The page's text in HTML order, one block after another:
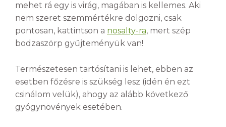
mehet rá egy is virág, magában is kellemes. Aki
nem szeret szemmértékre dolgozni, csak
pontosan, kattintson a nosalty-ra, mert szép
bodzaszörp gyűjteményük van!
Természetesen tartósítani is lehet, ebben az
esetben főzésre is szükség lesz (idén én ezt
csinálom velük), ahogy az alább következő
gyógynövények esetében.